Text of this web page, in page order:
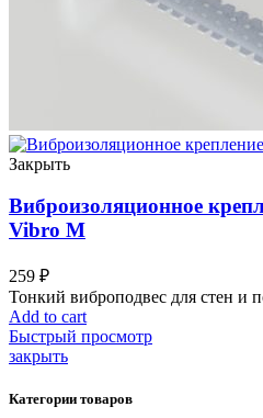
Закрыть
Виброизоляционное
Vibro М
259 ₽
Тонкий виброподвес для стен и
Add to cart
Быстрый просмотр
закрыть
Категории товаров